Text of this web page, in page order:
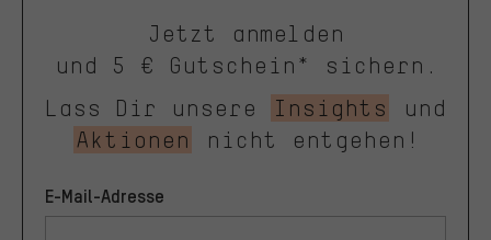
Jetzt anmelden
und 5 € Gutschein* sichern.
Lass Dir unsere
Insights
und
Aktionen
nicht entgehen!
E-Mail-Adresse